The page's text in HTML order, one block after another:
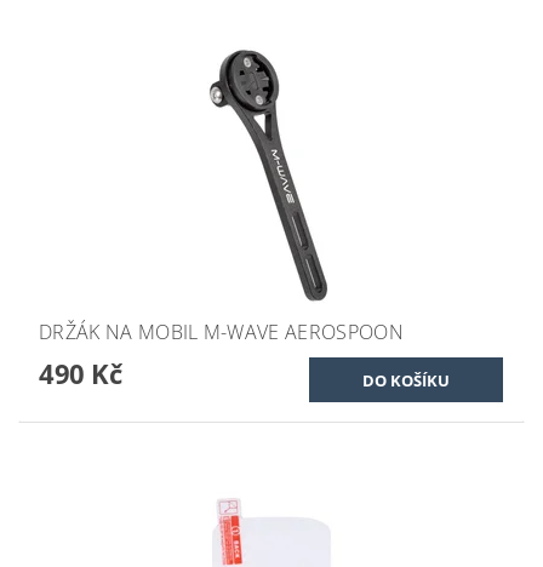
DRŽÁK NA MOBIL M-WAVE AEROSPOON
490 Kč